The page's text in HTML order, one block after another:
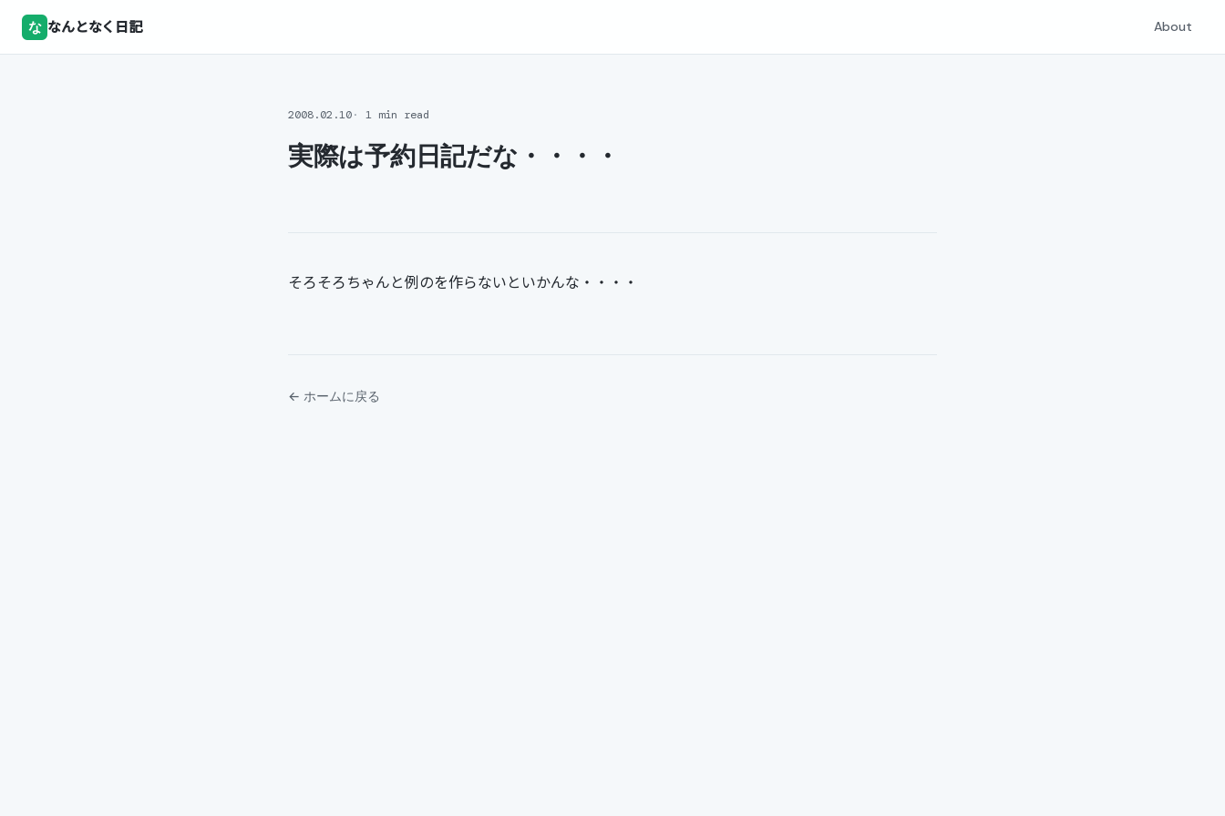
な なんとなく日記 About
2008.02.10 1 min read
実際は予約日記だな・・・・
そろそろちゃんと例のを作らないといかんな・・・・
← ホームに戻る